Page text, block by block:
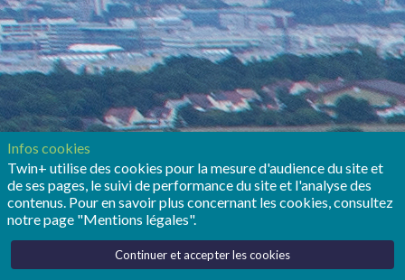
Infos cookies
Twin+ utilise des cookies pour la mesure d'audience du site et
de ses pages, le suivi de performance du site et l'analyse des
contenus. Pour en savoir plus concernant les cookies, consultez
notre page "Mentions légales".
Continuer et accepter les cookies